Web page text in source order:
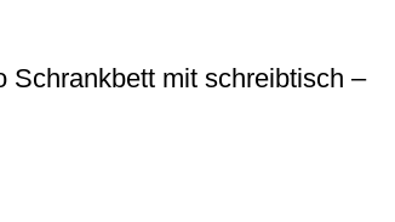
Schrankbett mit schreibtisch –